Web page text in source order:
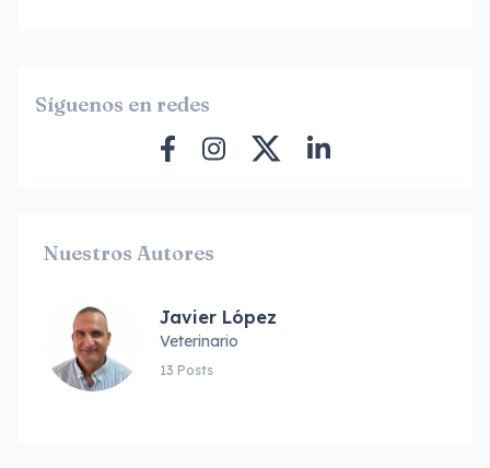
Síguenos en redes
Nuestros Autores
Javier López
Veterinario
13 Posts